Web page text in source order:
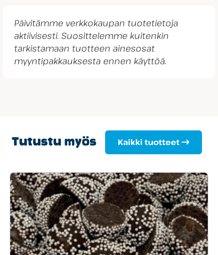
Päivitämme verkkokaupan tuotetietoja
aktiivisesti. Suosittelemme kuitenkin
tarkistamaan tuotteen ainesosat
myyntipakkauksesta ennen käyttöä.
Tutustu myös Kaikki tuotteet